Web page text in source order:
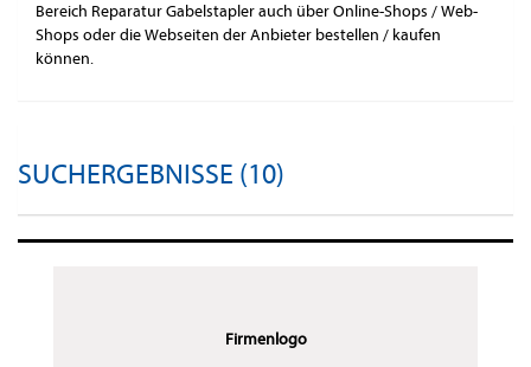
Bereich Reparatur Gabelstapler auch über Online-Shops / Web-
Shops oder die Webseiten der Anbieter bestellen / kaufen
können.
SUCHERGEBNISSE (10)
Firmenlogo